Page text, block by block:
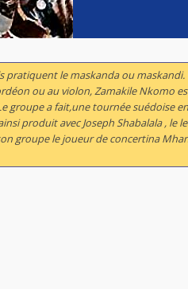
pratiquent le maskanda ou
ou au violon, Zamakile Nkomo
groupe a fait,une tournée suédoise
produit avec Joseph Shabalala , le
groupe le joueur de concertina